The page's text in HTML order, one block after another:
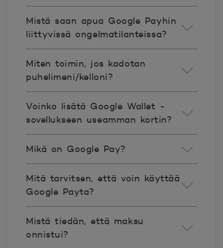
Mistä saan apua Google Payhin
liittyvissä ongelmatilanteissa?
Miten toimin, jos kadotan
puhelimeni/kelloni?
Voinko lisätä Google Wallet -
sovellukseen useamman kortin?
Mikä on Google Pay?
Mitä tarvitsen, että voin käyttää
Google Payta?
Mistä tiedän, että maksu
onnistui?